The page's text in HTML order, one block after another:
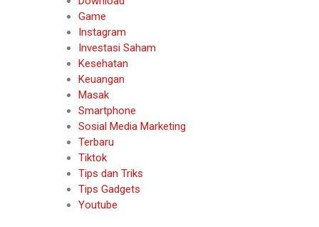
Game
Instagram
Investasi Saham
Kesehatan
Keuangan
Masak
Smartphone
Sosial Media Marketing
Terbaru
Tiktok
Tips dan Triks
Tips Gadgets
Youtube